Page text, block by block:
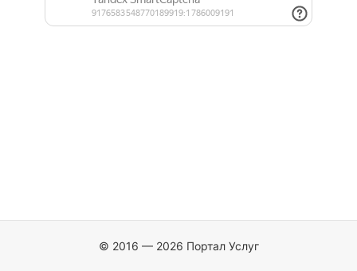
© 2016 — 2026 Портал Услуг